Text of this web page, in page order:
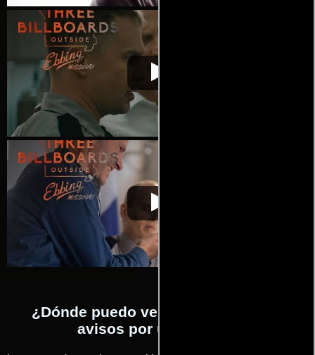
Tres avisos por un
crimen
Video de la película Tres avisos por
Tres avisos por un
Video de la película Tres avisos por
¿Dónde puedo ver la películas Tres
avisos por un crimen?